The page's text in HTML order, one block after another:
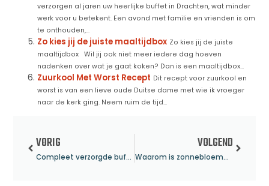
verzorgen al jaren uw heerlijke buffet in Drachten, wat minder
werk voor u betekent. Een avond met familie en vrienden is om
te onthouden,...
Zo kies jij de juiste maaltijdbox Zo kies jij de juiste
maaltijdbox Wil jij ook niet meer iedere dag hoeven
nadenken over wat je gaat koken? Dan is een maaltijdbox...
Zuurkool Met Worst Recept Dit recept voor zuurkool en
worst is van een lieve oude Duitse dame met wie ik vroeger
naar de kerk ging. Neem ruim de tijd...
VORIG
Compleet verzorgde buffet in Drachten nodig?
VOLGEND
Waarom is zonnebloemhoning een echte aanrader?